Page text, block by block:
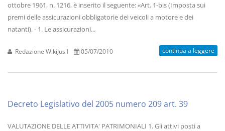
ottobre 1961, n. 1216, è inserito il seguente: «Art. 1-bis (Imposta sui
premi delle assicurazioni obbligatorie dei veicoli a motore e dei
natanti). - 1. Le assicurazioni...
Redazione WikiJus I 05/07/2010 continua a leggere
Decreto Legislativo del 2005 numero 209 art. 39
VALUTAZIONE DELLE ATTIVITA' PATRIMONIALI 1. Gli attivi posti a